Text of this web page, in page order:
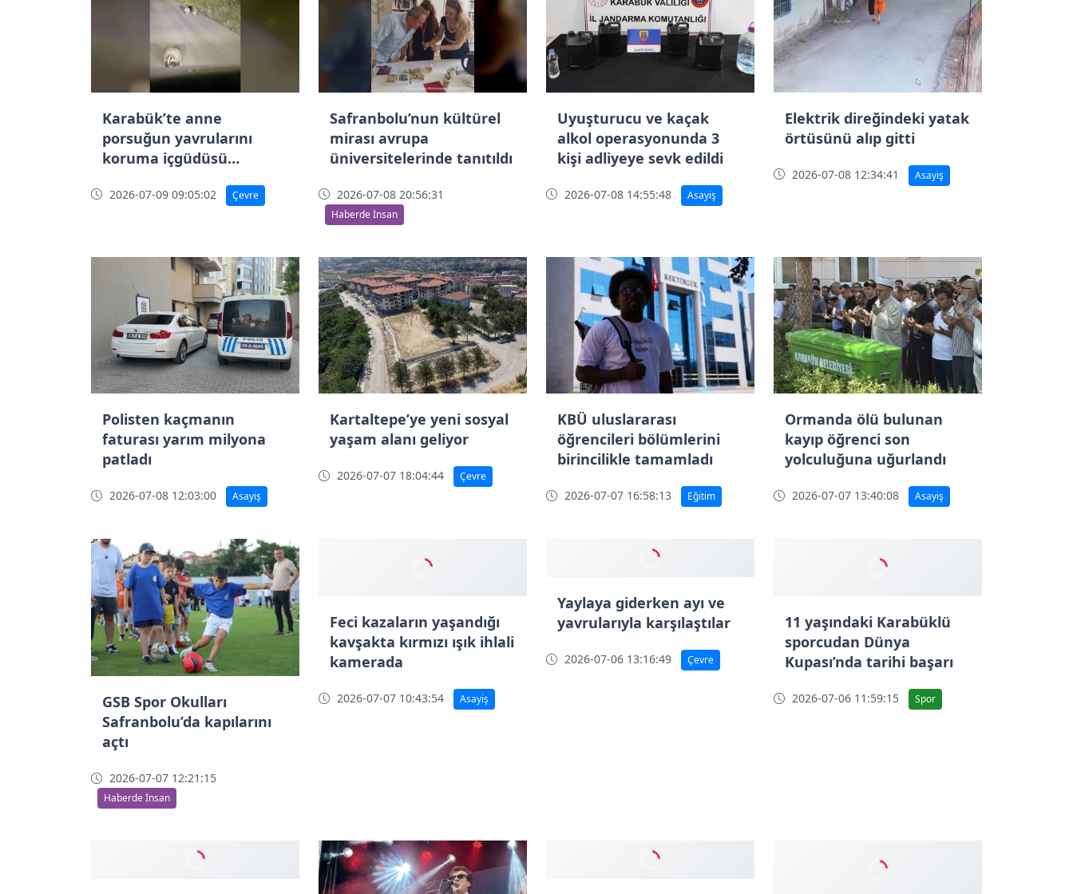
Karabük’te anne
porsuğun yavrularını
koruma içgüdüsü
2026-07-09 09:05:02 Çevre
Safranbolu’nun kültürel
mirası avrupa
üniversitelerinde tanıtıldı
2026-07-08 20:56:31
Haberde İnsan
Uyuşturucu ve kaçak
alkol operasyonunda 3
kişi adliyeye sevk edildi
2026-07-08 14:55:48 Asayiş
Elektrik direğindeki yatak
örtüsünü alıp gitti
2026-07-08 12:34:41 Asayiş
Polisten kaçmanın
faturası yarım milyona
patladı
2026-07-08 12:03:00 Asayiş
Kartaltepe’ye yeni sosyal
yaşam alanı geliyor
2026-07-07 18:04:44 Çevre
KBÜ uluslararası
öğrencileri bölümlerini
birincilikle tamamladı
2026-07-07 16:58:13 Eğitim
Ormanda ölü bulunan
kayıp öğrenci son
yolculuğuna uğurlandı
2026-07-07 13:40:08 Asayiş
GSB Spor Okulları
Safranbolu’da kapılarını
açtı
2026-07-07 12:21:15
Haberde İnsan
Feci kazaların yaşandığı
kavşakta kırmızı ışık ihlali
kamerada
2026-07-07 10:43:54 Asayiş
Yaylaya giderken ayı ve
yavrularıyla karşılaştılar
2026-07-06 13:16:49 Çevre
11 yaşındaki Karabüklü
sporcudan Dünya
Kupası’nda tarihi başarı
2026-07-06 11:59:15 Spor